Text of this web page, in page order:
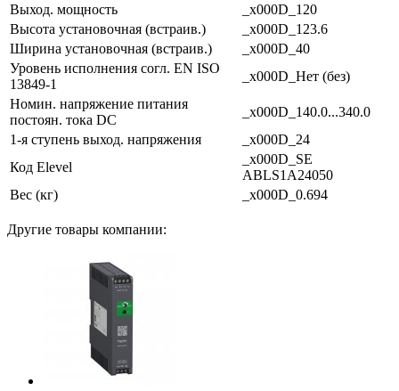
Выход. мощность
_x000D_120
Высота установочная (встраив.)
_x000D_123.6
Ширина установочная (встраив.)
_x000D_40
Уровень исполнения согл. EN ISO
13849-1
_x000D_Нет (без)
Номин. напряжение питания
постоян. тока DC
_x000D_140.0...340.0
1-я ступень выход. напряжения
_x000D_24
Код Elevel
_x000D_SE
ABLS1A24050
Вес (кг)
_x000D_0.694
Другие товары компании: